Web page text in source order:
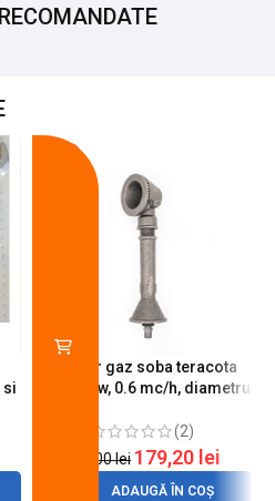
si
Arzator gaz soba teracota
A600, 6 kw, 0.6 mc/h, diametru
(2)
200,00lei 179,20 lei
ADAUGĂ ÎN COȘ